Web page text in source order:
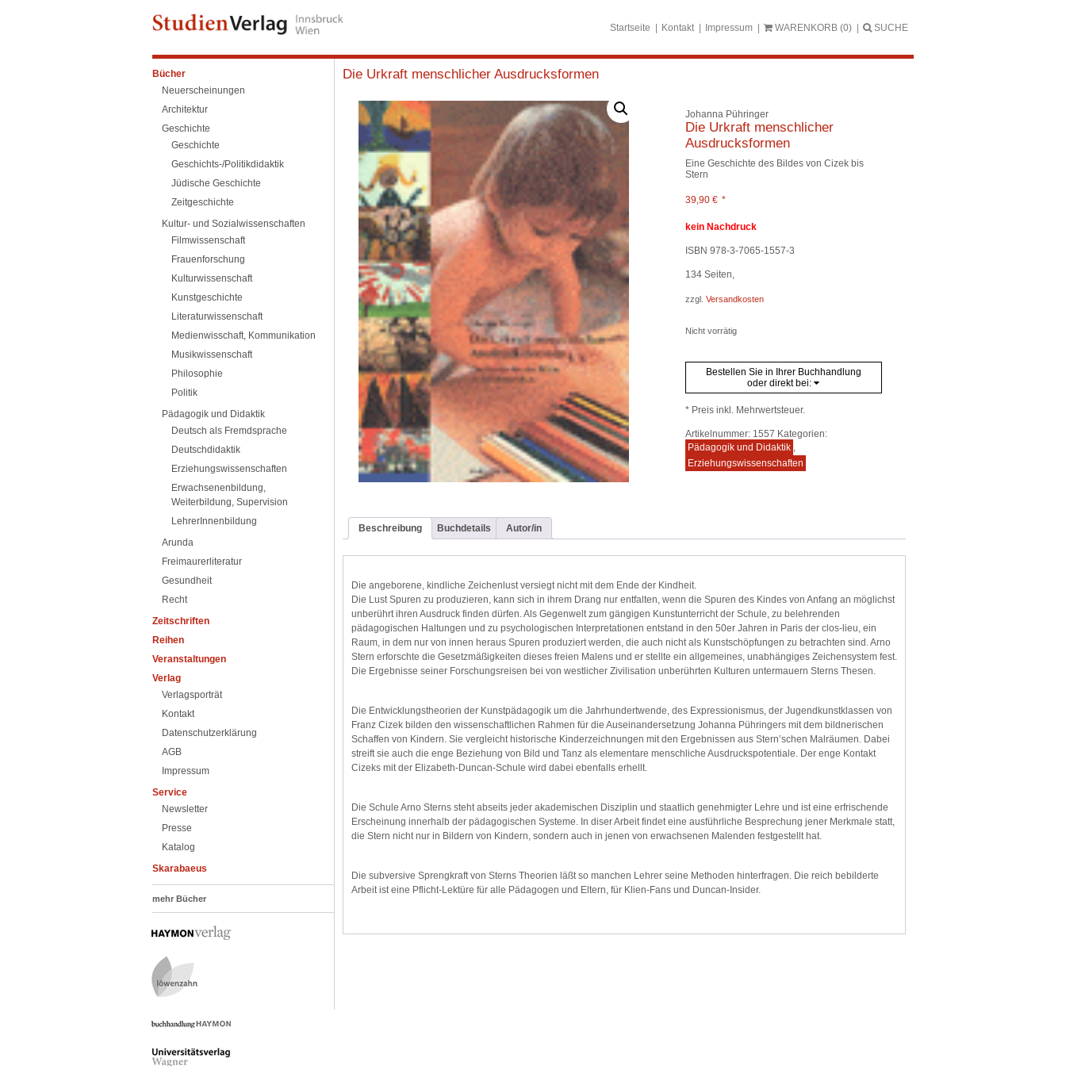
Startseite Kontakt Impressum WARENKORB (0) SUCHE
Bücher
Neuerscheinungen
Architektur
Geschichte
Geschichte
Geschichts-/Politikdidaktik
Jüdische Geschichte
Zeitgeschichte
Kultur- und Sozialwissenschaften
Filmwissenschaft
Frauenforschung
Kulturwissenschaft
Kunstgeschichte
Literaturwissenschaft
Medienwisschaft, Kommunikation
Musikwissenschaft
Philosophie
Politik
Pädagogik und Didaktik
Deutsch als Fremdsprache
Deutschdidaktik
Erziehungswissenschaften
Erwachsenenbildung,
Weiterbildung, Supervision
LehrerInnenbildung
Arunda
Freimaurerliteratur
Gesundheit
Recht
Zeitschriften
Reihen
Veranstaltungen
Verlag
Verlagsporträt
Kontakt
Datenschutzerklärung
AGB
Impressum
Service
Newsletter
Presse
Katalog
Skarabaeus
mehr Bücher
Die Urkraft menschlicher Ausdrucksformen
Johanna Pühringer
Die Urkraft menschlicher
Ausdrucksformen
Eine Geschichte des Bildes von Cizek bis
Stern
39,90 € *
kein Nachdruck
ISBN 978-3-7065-1557-3
134Seiten,
zzgl. Versandkosten
Nicht vorrätig
Bestellen Sie in Ihrer Buchhandlung
oder direkt bei:
* Preis inkl. Mehrwertsteuer.
Artikelnummer: 1557 Kategorien:
Pädagogik und Didaktik
Erziehungswissenschaften
Beschreibung Buchdetails Autor/in
Die angeborene, kindliche Zeichenlust versiegt nicht mit dem Ende der Kindheit.
Die Lust Spuren zu produzieren, kann sich in ihrem Drang nur entfalten, wenn die Spuren des Kindes von Anfang an möglichst
unberührt ihren Ausdruck finden dürfen. Als Gegenwelt zum gängigen Kunstunterricht der Schule, zu belehrenden
pädagogischen Haltungen und zu psychologischen Interpretationen entstand in den 50er Jahren in Paris der clos-lieu, ein
Raum, in dem nur von innen heraus Spuren produziert werden, die auch nicht als Kunstschöpfungen zu betrachten sind. Arno
Stern erforschte die Gesetzmäßigkeiten dieses freien Malens und er stellte ein allgemeines, unabhängiges Zeichensystem fest.
Die Ergebnisse seiner Forschungsreisen bei von westlicher Zivilisation unberührten Kulturen untermauern Sterns Thesen.
Die Entwicklungstheorien der Kunstpädagogik um die Jahrhundertwende, des Expressionismus, der Jugendkunstklassen von
Franz Cizek bilden den wissenschaftlichen Rahmen für die Auseinandersetzung Johanna Pühringers mit dem bildnerischen
Schaffen von Kindern. Sie vergleicht historische Kinderzeichnungen mit den Ergebnissen aus Stern’schen Malräumen. Dabei
streift sie auch die enge Beziehung von Bild und Tanz als elementare menschliche Ausdruckspotentiale. Der enge Kontakt
Cizeks mit der Elizabeth-Duncan-Schule wird dabei ebenfalls erhellt.
Die Schule Arno Sterns steht abseits jeder akademischen Disziplin und staatlich genehmigter Lehre und ist eine erfrischende
Erscheinung innerhalb der pädagogischen Systeme. In diser Arbeit findet eine ausführliche Besprechung jener Merkmale statt,
die Stern nicht nur in Bildern von Kindern, sondern auch in jenen von erwachsenen Malenden festgestellt hat.
Die subversive Sprengkraft von Sterns Theorien läßt so manchen Lehrer seine Methoden hinterfragen. Die reich bebilderte
Arbeit ist eine Pflicht-Lektüre für alle Pädagogen und Eltern, für Klien-Fans und Duncan-Insider.